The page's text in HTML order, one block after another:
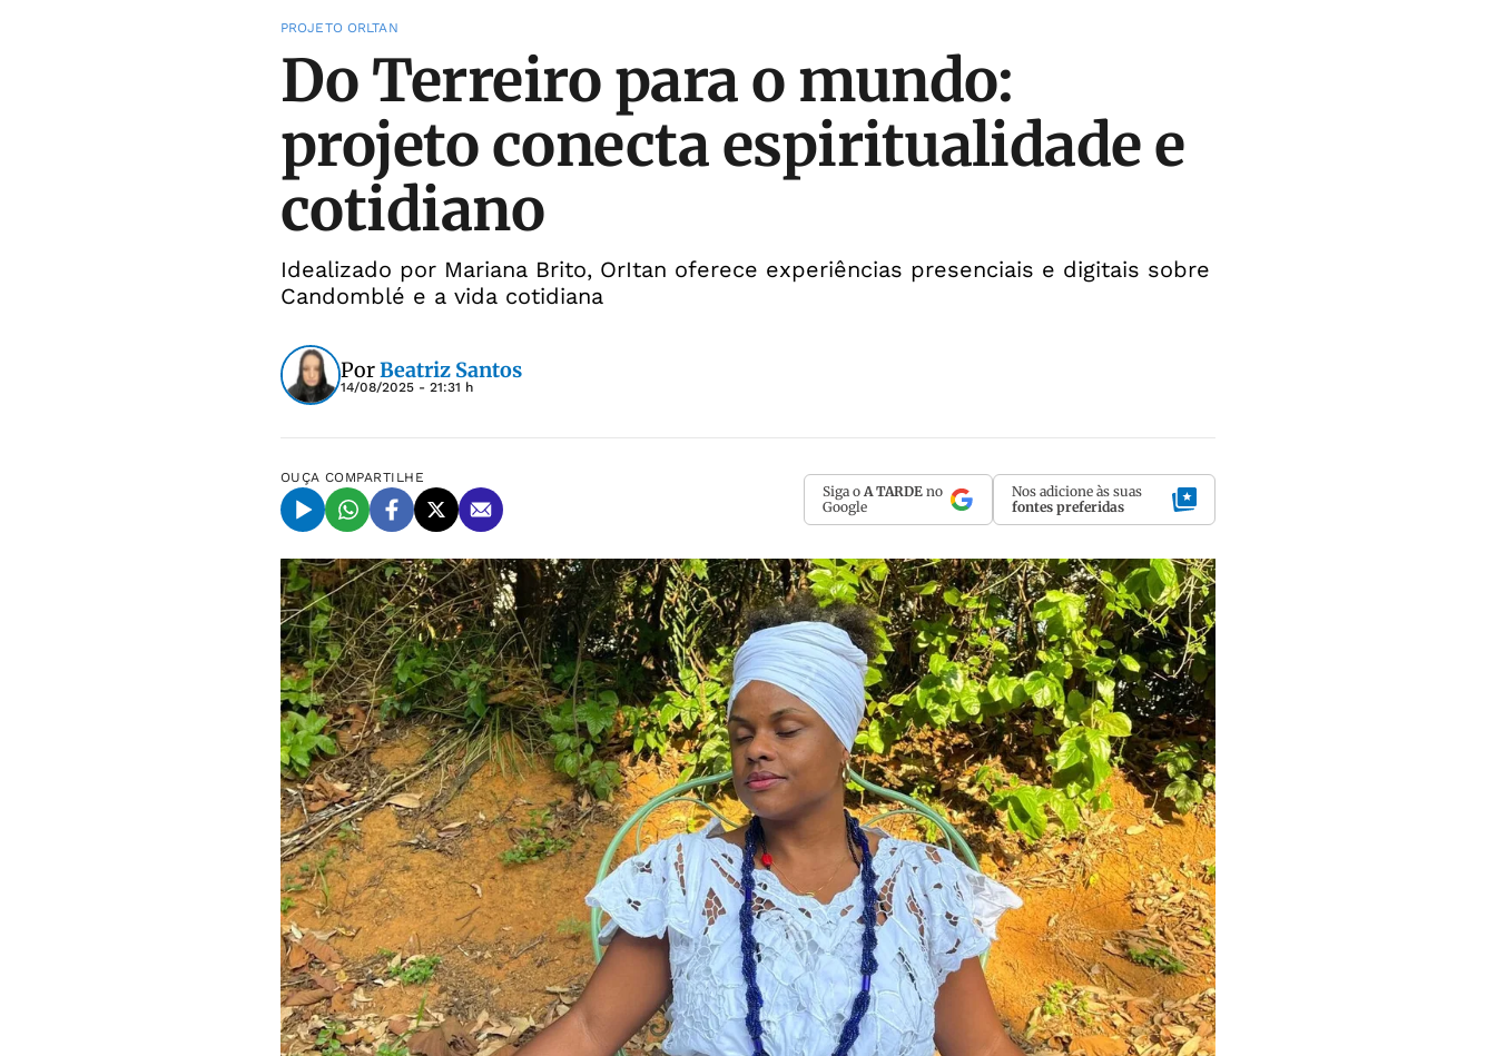
PROJETO ORLTAN
Do Terreiro para o mundo:
projeto conecta espiritualidade e
cotidiano
Idealizado por Mariana Brito, OrItan oferece experiências presenciais e digitais sobre
Candomblé e a vida cotidiana
PorBeatriz Santos
14/08/2025 - 21:31 h
OUÇA COMPARTILHE
Siga o A TARDE no
Google
Nos adicione às suas
fontes preferidas